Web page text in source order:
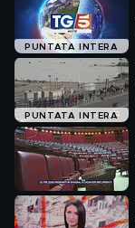
PUNTATA INTERA
PUNTATA INTERA